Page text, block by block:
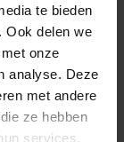
te bieden
Ook delen we
onze
analyse. Deze
met andere
ze hebben
services.